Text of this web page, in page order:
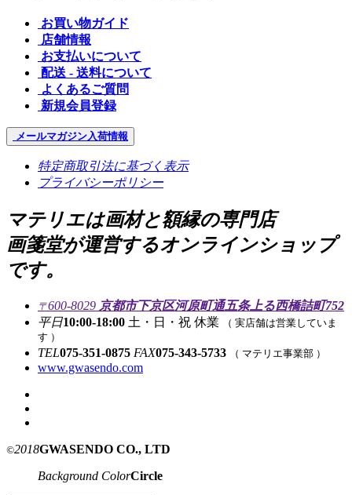
お買い物ガイド
店舗情報
お支払いについて
配送 - 送料について
よくあるご質問
新規会員登録
メールマガジン入荷情報
特定商取引法に基づく表示
プライバシーポリシー
マテリエは画材と額縁の専門店
画箋堂が運営するオンラインショップ
です。
〒600-8029 京都市下京区河原町通五条上る西橋詰町752
平日10:00-18:00 土・日・祝 休業 （ 実店舗は営業していま
す ）
TEL075-351-0875 FAX075-343-5733 （ マテリエ事業部 ）
www.gwasendo.com
©2018GWASENDO CO., LTD
Background ColorCircle